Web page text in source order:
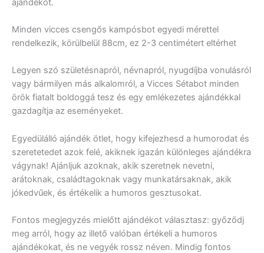
ajándékot.
Minden vicces csengős kampósbot egyedi mérettel
rendelkezik, körülbelül 88cm, ez 2-3 centimétert eltérhet
Legyen szó születésnapról, névnapról, nyugdíjba vonulásról
vagy bármilyen más alkalomról, a Vicces Sétabot minden
örök fiatalt boldoggá tesz és egy emlékezetes ajándékkal
gazdagítja az eseményeket.
Egyedülálló ajándék ötlet, hogy kifejezhesd a humorodat és
szeretetedet azok felé, akiknek igazán különleges ajándékra
vágynak! Ajánljuk azoknak, akik szeretnek nevetni,
arátoknak, családtagoknak vagy munkatársaknak, akik
jókedvűek, és értékelik a humoros gesztusokat.
Fontos megjegyzés mielőtt ajándékot választasz: győződj
meg arról, hogy az illető valóban értékeli a humoros
ajándékokat, és ne vegyék rossz néven. Mindig fontos